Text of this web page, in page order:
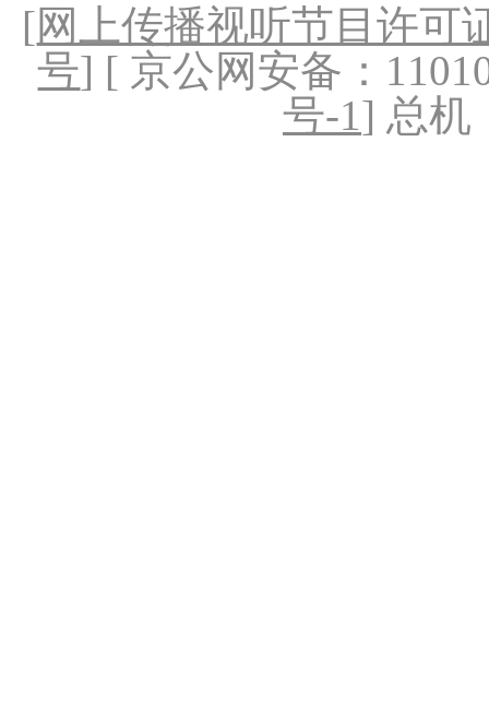
[网上传播视听节目许可
号] [ 京公网安备：
号-1] 总机